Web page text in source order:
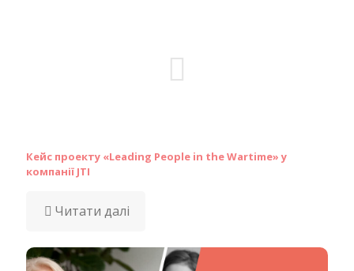
Кейс проекту «Leading People in the Wartime» у
компанії JTI
Читати далі